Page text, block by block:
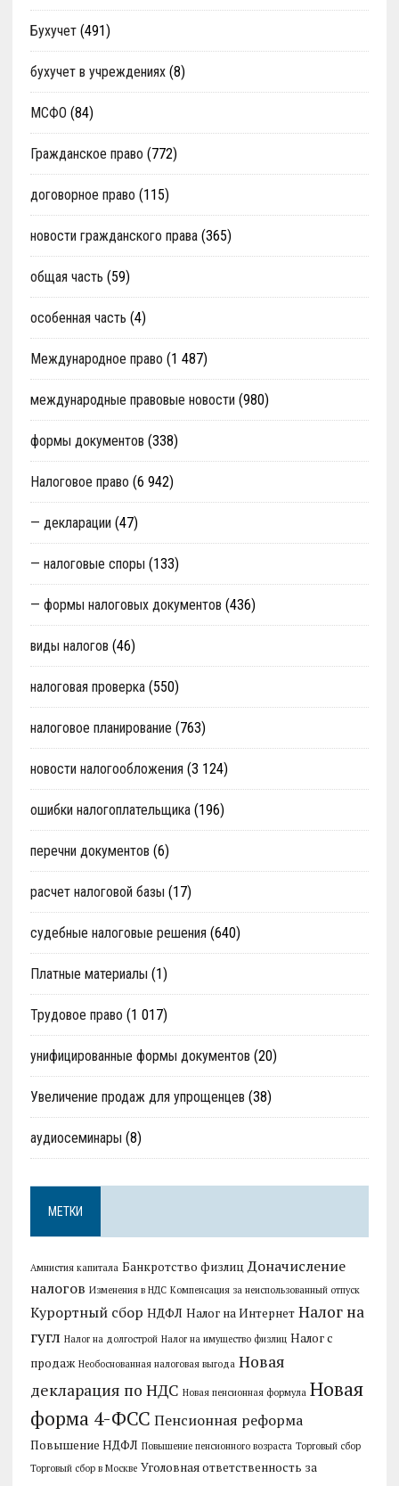
Бухучет(491)
бухучет в учреждениях(8)
МСФО (84)
Гражданское право (772)
договорное право (115)
новости гражданского права(365)
общая часть (59)
особенная часть (4)
Международное право (1 487)
международные правовые новости (980)
формы документов (338)
Налоговое право (6 942)
— декларации (47)
— налоговые споры (133)
— формы налоговых документов (436)
виды налогов (46)
налоговая проверка(550)
налоговое планирование (763)
новости налогообложения (3 124)
ошибки налогоплательщика(196)
перечни документов (6)
расчет налоговой базы (17)
судебные налоговые решения (640)
Платные материалы (1)
Трудовое право (1 017)
унифицированные формы документов (20)
Увеличение продаж для упрощенцев (38)
аудиосеминары (8)
МЕТКИ
Амнистия капитала Банкротство физлиц Доначисление
налогов Изменения в НДС Компенсация за неиспользованный отпуск
Курортный сбор НДФЛ Налог на Интернет Налог на
гугл Налог на долгострой Налог на имущество физлиц Налог с
продаж Необоснованная налоговая выгода Новая
декларация по НДС Новая пенсионная формула Новая
форма 4-ФСС Пенсионная реформа
Повышение НДФЛ Повышение пенсионного возраста Торговый сбор
Торговый сбор в Москве Уголовная ответственность за